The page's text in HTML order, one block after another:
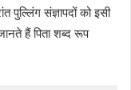
पुल्लिंग संज्ञापदों को इसी
हैं पिता शब्द रूप